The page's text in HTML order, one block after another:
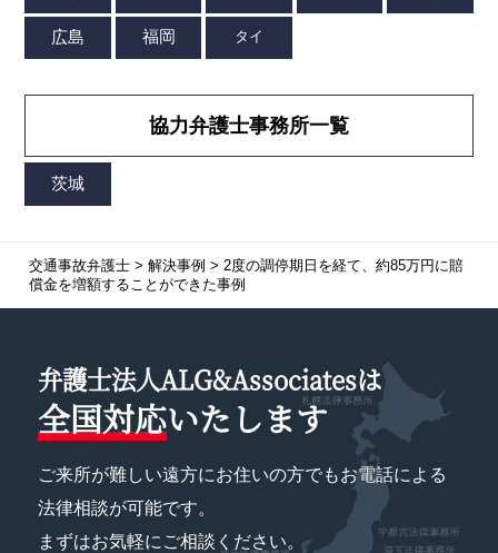
協力弁護士事務所一覧
交通事故弁護士> 解決事例 > 2度の調停期日を経て、約85万円に賠
償金を増額することができた事例
弁護士法人ALG&Associatesは
全国対応いたします
ご来所が難しい遠方にお住いの方でもお電話による
法律相談が可能です。
まずはお気軽にご相談ください。